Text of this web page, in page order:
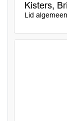
Kisters,
Lid